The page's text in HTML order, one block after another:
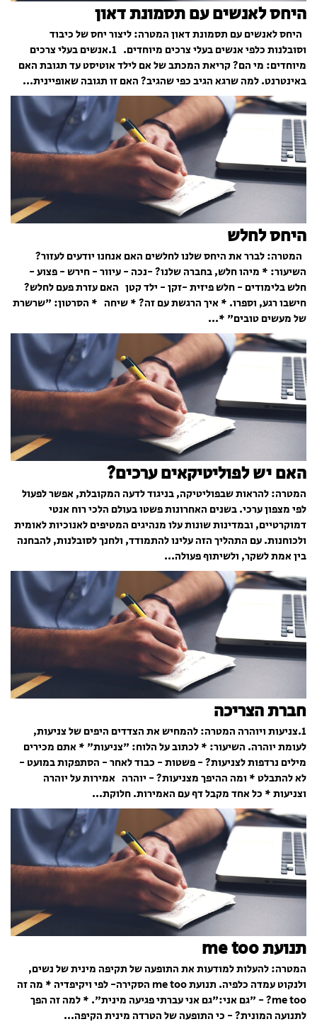
היחס לאנשים עם תסמונת דאון
היחס לאנשים עם תסמונת דאון המטרה: ליצור יחס של כיבוד
וסובלנות כלפי אנשים בעלי צרכים מיוחדים. 1.אנשים בעלי צרכים
מיוחדים: מי הם? קריאת המכתב של אם לילד אוטיסט עד תגובת האם
באינטרנט. למה שרגא הגיב כפי שהגיב? האם זו תגובה שאופיינית...
היחס לחלש
המטרה: לברר את היחס שלנו לחלשים האם אנחנו יודעים לעזור?
השיעור: * מיהו חלש, בחברה שלנו? -נכה - עיוור - חירש - פצוע -
חלש בלימודים - חלש פיזית -זקן - ילד קטן האם עזרת פעם לחלש?
חישבו רגע, וספרו. * איך הרגשת עם זה? * שיחה * הסרטון: "שרשרת
של מעשים טובים" *...
האם יש לפוליטיקאים ערכים?
המטרה: להראות שבפוליטיקה, בניגוד לדעה המקובלת, אפשר לפעול
לפי מצפון ערכי. בשנים האחרונות פשטו בעולם הלכי רוח אנטי
דמוקרטיים, ובמדינות שונות עלו מנהיגים המטיפים לאנוכיות לאומית
ולכוחנות. עם התהליך הזה עלינו להתמודד, ולחנך לסובלנות, להבחנה
בין אמת לשקר, ולשיתוף פעולה...
חברת הצריכה
1.צניעות ויוהרה המטרה: להמחיש את הצדדים היפים של צניעות,
לעומת יוהרה. השיעור: * לכתוב על הלוח: "צניעות" * אתם מכירים
מילים נרדפות לצניעות? - פשטות - כבוד לאחר - הסתפקות במועט -
לא להתבלט * ומה ההיפך מצניעות? - יוהרה אמירות על יוהרה
וצניעות * כל אחד מקבל דף עם האמירות. חלוקת...
תנועת me too
המטרה: להעלות למודעות את התופעה של תקיפה מינית של נשים,
ולנקוט עמדה כלפיה. תנועת me too הסקירה- לפי ויקיפדיה * מה זה
me too? - "גם אני:"גם אני עברתי פגיעה מינית". * למה זה הפך
לתנועה המונית? - כי התופעה של הטרדה מינית הקיפה...